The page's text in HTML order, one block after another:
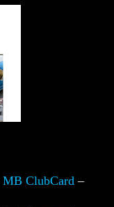
MB ClubCard –